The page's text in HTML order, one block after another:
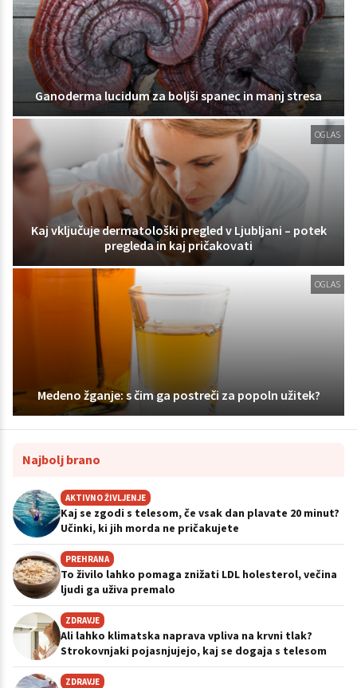
Ganoderma lucidum za boljši spanec in manj stresa
OGLAS
Kaj vključuje dermatološki pregled v Ljubljani – potek
pregleda in kaj pričakovati
OGLAS
Medeno žganje: s čim ga postreči za popoln užitek?
Najbolj brano
AKTIVNO ŽIVLJENJE
Kaj se zgodi s telesom, če vsak dan plavate 20 minut?
Učinki, ki jih morda ne pričakujete
PREHRANA
To živilo lahko pomaga znižati LDL holesterol, večina
ljudi ga uživa premalo
ZDRAVJE
Ali lahko klimatska naprava vpliva na krvni tlak?
Strokovnjaki pojasnjujejo, kaj se dogaja s telesom
ZDRAVJE